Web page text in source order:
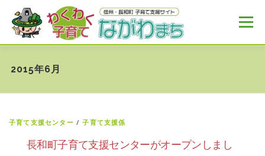
メニュー
HOME
2015年6月
子育て支援センター /子育て支援係
長和町子育て支援センターがオープンしまし